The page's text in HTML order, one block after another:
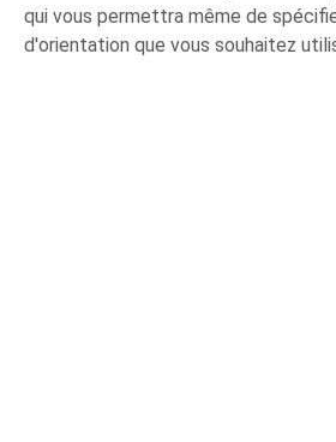
qui vous permettra même de
d'orientation que vous souhaitez